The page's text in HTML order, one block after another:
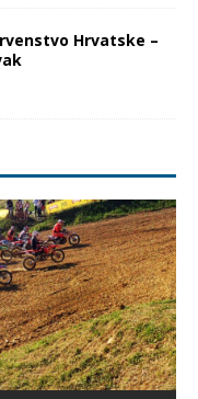
Hrvatske –